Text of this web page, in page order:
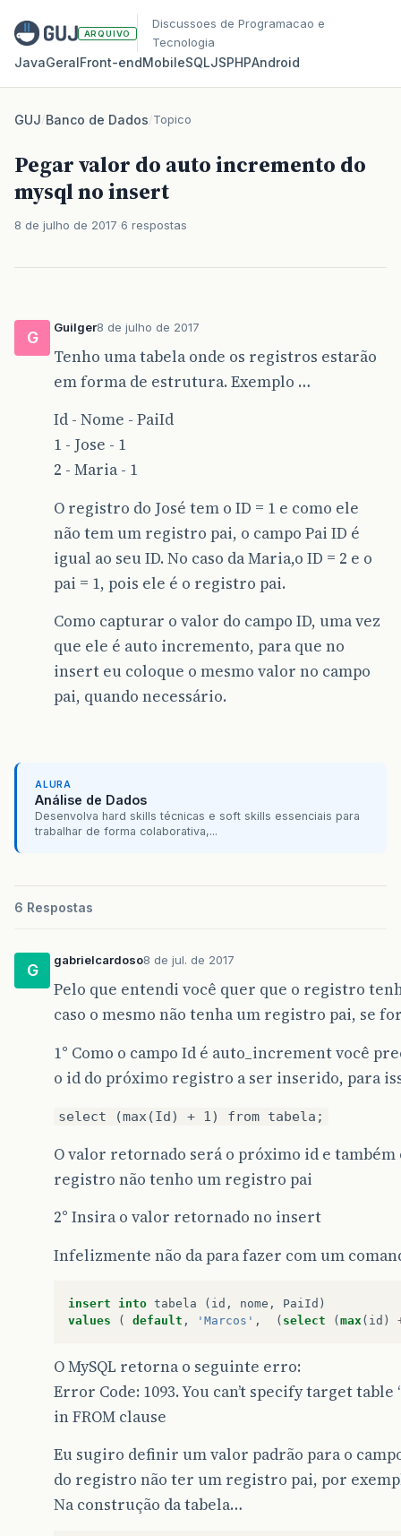
ARQUIVO
Discussoes de Programacao e
Tecnologia
JavaGeralFront‑endMobileSQLJSPHPAndroid
GUJ/Banco de Dados/Topico
Pegar valor do auto incremento do
mysql no insert
8 de julho de 2017 6 respostas
G
Guilger8 de julho de 2017
Tenho uma tabela onde os registros estarão
em forma de estrutura. Exemplo …
Id - Nome - PaiId
1 - Jose - 1
2 - Maria - 1
O registro do José tem o ID = 1 e como ele
não tem um registro pai, o campo Pai ID é
igual ao seu ID. No caso da Maria,o ID = 2 e o
pai = 1, pois ele é o registro pai.
Como capturar o valor do campo ID, uma vez
que ele é auto incremento, para que no
insert eu coloque o mesmo valor no campo
pai, quando necessário.
ALURA
Análise de Dados
Desenvolva hard skills técnicas e soft skills essenciais para
trabalhar de forma colaborativa,...
6 Respostas
G
gabrielcardoso8 de jul. de 2017
Pelo que entendi você quer que o registro tenha
caso o mesmo não tenha um registro pai, se
1° Como o campo Id é auto_increment você
o id do próximo registro a ser inserido, para
select (max(Id) + 1) from tabela;
O valor retornado será o próximo id e também
registro não tenho um registro pai
2° Insira o valor retornado no insert
Infelizmente não da para fazer com um
insert into tabela ( id , nome , PaiId )
values
( default , 'Marcos' , ( select ( max ( id )
O MySQL retorna o seguinte erro:
Error Code: 1093. You can’t specify target table
in FROM clause
Eu sugiro definir um valor padrão para o
do registro não ter um registro pai, por
Na construção da tabela…